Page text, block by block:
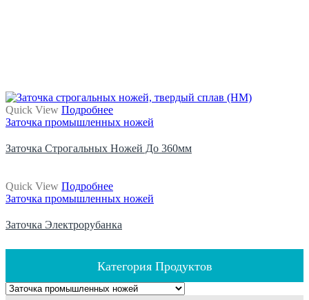
Quick View Подробнее
Заточка промышленных ножей
Заточка Строгальных Ножей До 360мм
Quick View Подробнее
Заточка промышленных ножей
Заточка Электрорубанка
Категория Продуктов